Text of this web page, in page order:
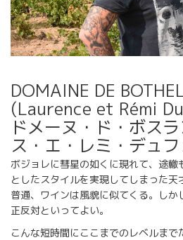
DOMAINE DE
(Laurence et Rémi
ドメーヌ・ド・ボス
ス・エ・レミ・デュ
ボジョレに彗星の如くに現れて、途轍
としたスタイルを実現してしまった天
普通、ワインは風貌に似てくる。しか
正反対といってよい。
こんな短時間にここまでのレベルまで